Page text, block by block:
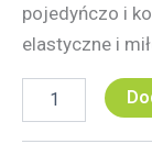
pojedyńczo i
elastyczne i